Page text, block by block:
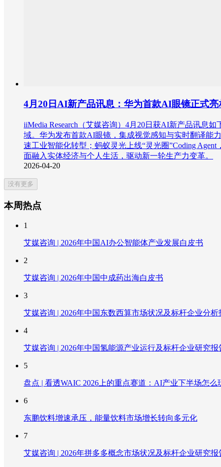
4月20日AI新产品讯息：华为首款AI眼镜正式
iiMedia Research（艾媒咨询）4月20日获AI新产品讯息
域。华为发布首款AI眼镜，集成视觉感知与实时翻译能
速工业智能化转型；蚂蚁灵光上线“灵光圈”Coding
面融入实体经济与个人生活，驱动新一轮生产力变革。
2026-04-20
没有更多
本周热点
1
艾媒咨询 | 2026年中国AI办公智能体产业发展白皮书
2
艾媒咨询 | 2026年中国中成药出海白皮书
3
艾媒咨询 | 2026年中国东数西算市场状况及标杆企业分析
4
艾媒咨询 | 2026年中国氢能源产业运行及标杆企业研究报
5
盘点 | 看透WAIC 2026上的重点赛道：AI产业下半场怎么
6
东鹏饮料增速承压，能量饮料市场增长转向多元化
7
艾媒咨询 | 2026年拼多多概念市场状况及标杆企业研究报